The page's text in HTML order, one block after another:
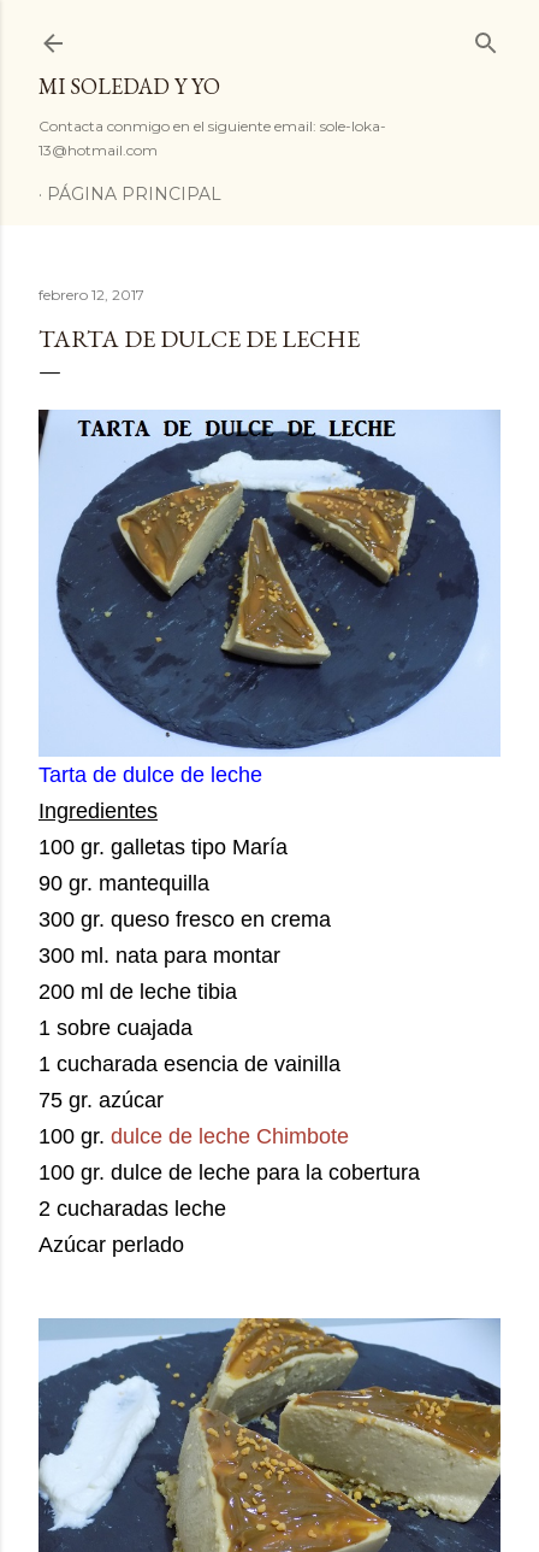
MI SOLEDAD Y YO
Contacta conmigo en el siguiente email: sole-loka-
13@hotmail.com
PÁGINA PRINCIPAL
febrero 12, 2017
TARTA DE DULCE DE LECHE
Tarta de dulce de leche
Ingredientes
100 gr. galletas tipo María
90 gr. mantequilla
300 gr. queso fresco en crema
300 ml. nata para montar
200 ml de leche tibia
1 sobre cuajada
1 cucharada esencia de vainilla
75 gr. azúcar
100 gr. dulce de leche Chimbote
100 gr. dulce de leche para la cobertura
2 cucharadas leche
Azúcar perlado